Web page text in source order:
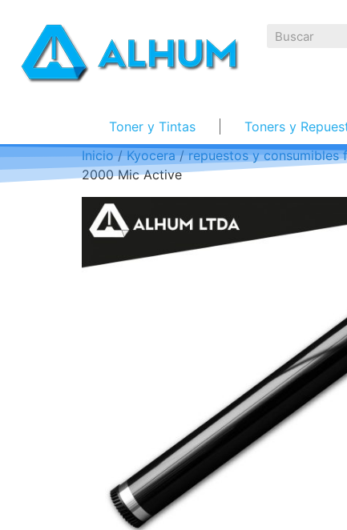
Toner y Tintas Toners y
Inicio/Kyocera/repuestos y
2000 Mic Active